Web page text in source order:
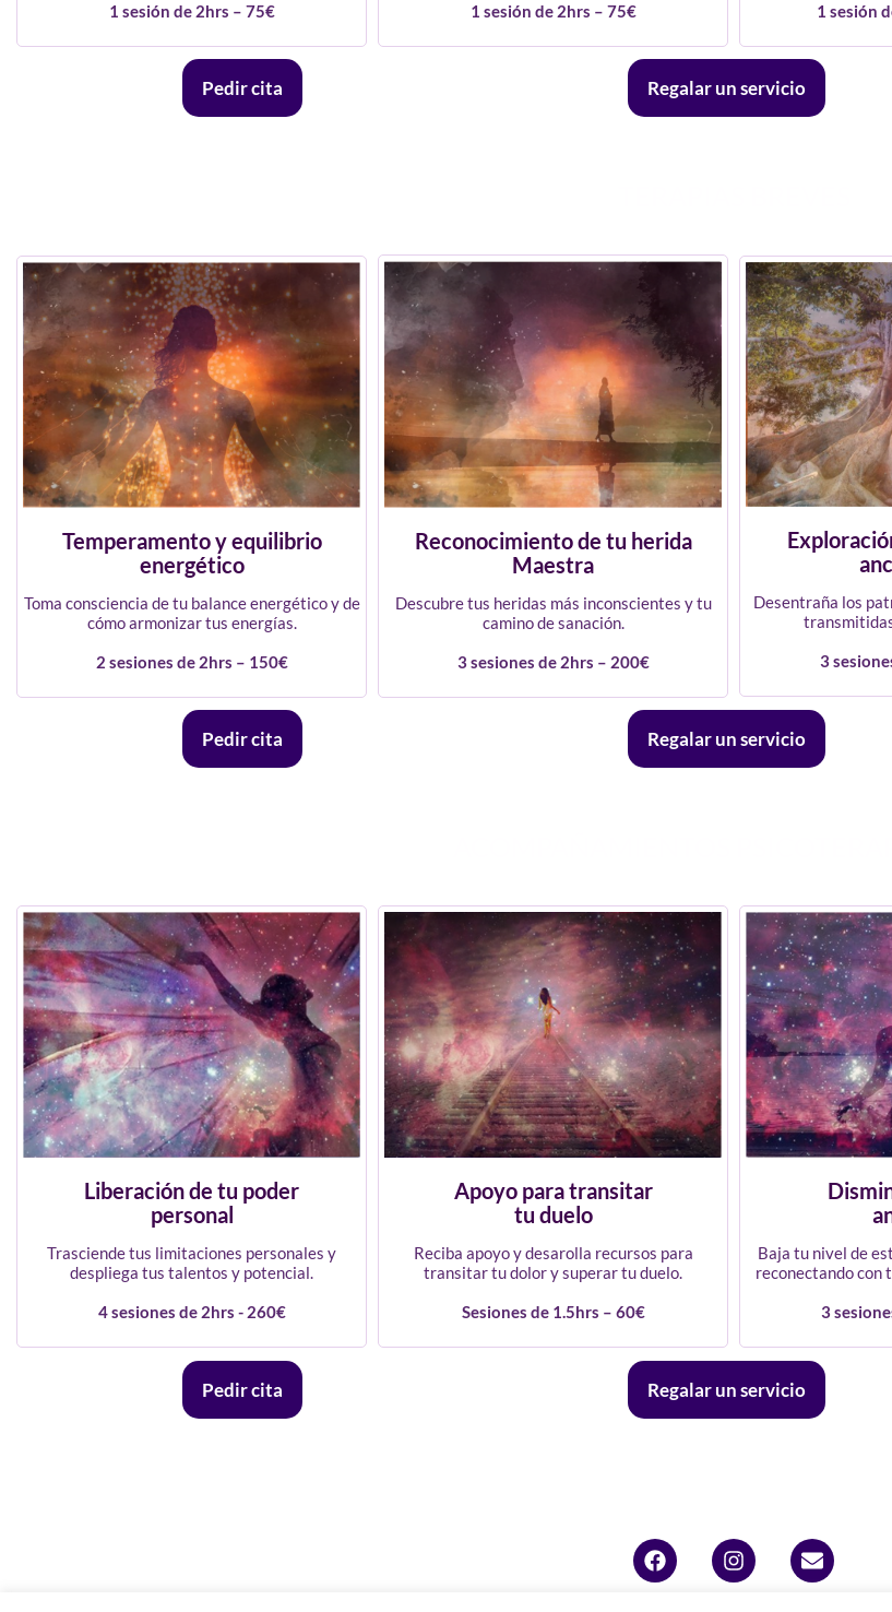
1 sesión de 2hrs – 75€
1 sesión de 2hrs – 75€
1 sesión
Pedir cita Regalar un servicio
Temperamento y equilibrio
energético
Toma consciencia de tu balance energético y de
cómo armonizar tus energías.
2 sesiones de 2hrs – 150€
Reconocimiento de tu herida
Maestra
Descubre tus heridas más inconscientes y tu
camino de sanación.
3 sesiones de 2hrs – 200€
Desentraña los
3
Pedir cita Regalar un servicio
Liberación de tu poder
personal
Trasciende tus limitaciones personales y
despliega tus talentos y potencial.
4 sesiones de 2hrs - 260€
Apoyo para transitar
tu duelo
Reciba apoyo y desarolla recursos para
transitar tu dolor y superar tu duelo.
Sesiones de 1.5hrs – 60€
Baja tu nivel de
reconectando con
3
Pedir cita Regalar un servicio